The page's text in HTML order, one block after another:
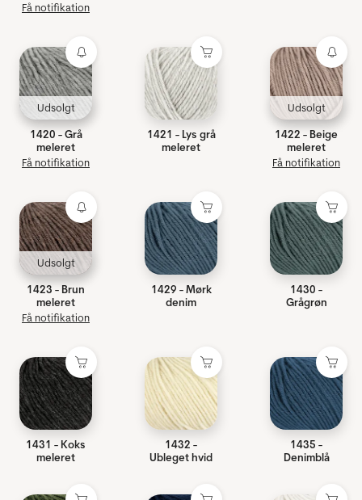
Få notifikation
Udsolgt
1420 - Grå
meleret
Få notifikation
1421 - Lys grå
meleret
Udsolgt
1422 - Beige
meleret
Få notifikation
Udsolgt
1423 - Brun
meleret
Få notifikation
1429 - Mørk
denim
1430 -
Grågrøn
1431 - Koks
meleret
1432 -
Ubleget hvid
1435 -
Denimblå